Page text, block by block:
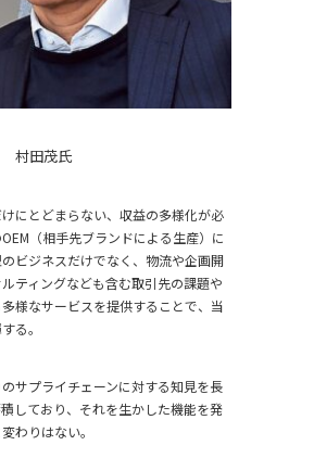
村田茂氏
けにとどまらない、収益の多様化が必
（相手先ブランドによる生産）に
ビジネスだけでなく、物流や企画開
ティングなども含む取引先の課題や
様なサービスを提供することで、当
る。
サプライチェーンに対する知見を長
しており、それを生かした機能を発
わりはない。